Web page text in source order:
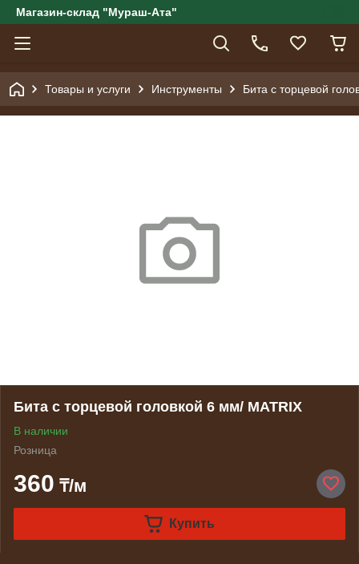
Магазин-склад "Мураш-Ата"
Товары и услуги Инструменты Бита с торцевой
Бита с торцевой головкой 6 мм/ MATRIX
В наличии
Розница
360 ₸/м
Купить